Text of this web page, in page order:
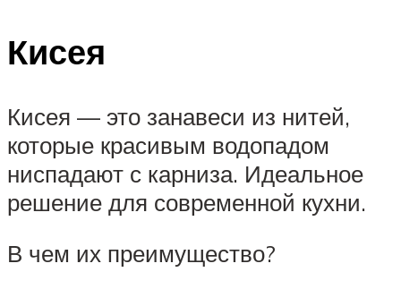
Кисея
Кисея — это занавеси из нитей,
которые красивым водопадом
ниспадают с карниза. Идеальное
решение для современной кухни.
В чем их преимущество?